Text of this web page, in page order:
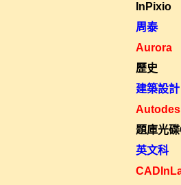
InPixio
周泰
Aurora
歷史
建築設計
題庫光
英文科